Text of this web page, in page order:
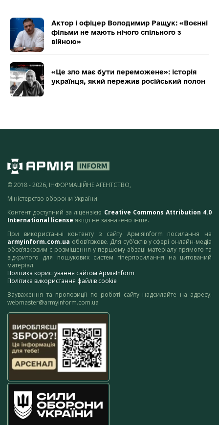
Актор і офіцер Володимир Ращук: «Воєнні
фільми не мають нічого спільного з
війною»
«Це зло має бути переможене»: історія
українця, який пережив російський полон
© 2018 - 2026, ІНФОРМАЦІЙНЕ АГЕНТСТВО,
Міністерство оборони України
Контент доступний за ліцензією Creative Commons Attribution 4.0
International license якщо не зазначено інше.
При використанні контенту з сайту АрміяInform посилання на
armyinform.com.ua обов’язкове. Для суб’єктів у сфері онлайн-медіа
обов’язковим є розміщення у першому абзаці матеріалу прямого та
відкритого для пошукових систем гіперпосилання на цитований
матеріал.
Політика користування сайтом АрміяInform
Політика використання файлів cookie
Зауваження та пропозиції по роботі сайту надсилайте на адресу:
webmaster@armyinform.com.ua